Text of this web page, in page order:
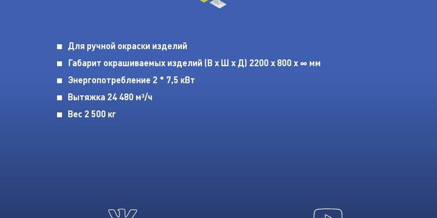
Для ручной окраски изделий
Габарит окрашиваемых изделий (В х Ш х Д) 2200 х 800 х ∞ мм
Энергопотребление 2 * 7,5 кВт
Вытяжка 24 480 м³/ч
Вес 2 500 кг